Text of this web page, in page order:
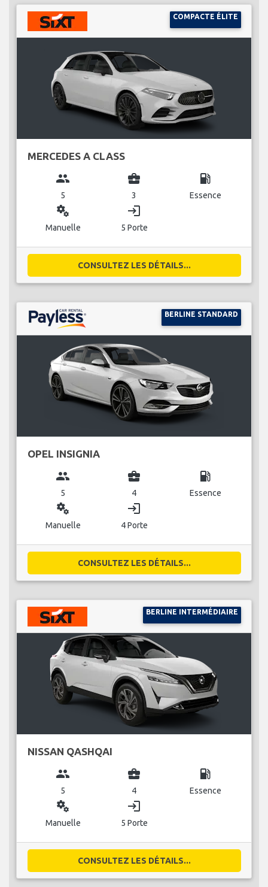
COMPACTE ÉLITE
MERCEDES A CLASS
group
5
business_center
3
local_gas_station
Essence
miscellaneous_services
Manuelle
login
5 Porte
CONSULTEZ LES DÉTAILS...
BERLINE STANDARD
OPEL INSIGNIA
group
5
business_center
4
local_gas_station
Essence
miscellaneous_services
Manuelle
login
4 Porte
CONSULTEZ LES DÉTAILS...
BERLINE INTERMÉDIAIRE
NISSAN QASHQAI
group
5
business_center
4
local_gas_station
Essence
miscellaneous_services
Manuelle
login
5 Porte
CONSULTEZ LES DÉTAILS...